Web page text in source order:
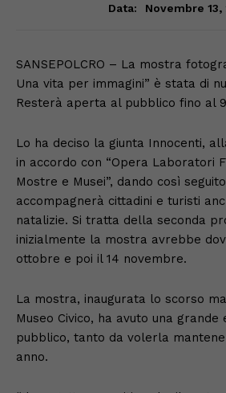
Data: Novembre 13,
SANSEPOLCRO – La mostra
Una vita per immagini” è stata di
Resterà aperta al pubblico fino al
Lo ha deciso la giunta Innocenti,
in accordo con “Opera Laboratori
Mostre e Musei”, dando così
accompagnerà cittadini e turisti
natalizie. Si tratta della seconda
inizialmente la mostra avrebbe
ottobre e poi il 14 novembre.
La mostra, inaugurata lo scorso
Museo Civico, ha avuto una grande
pubblico, tanto da volerla
anno.